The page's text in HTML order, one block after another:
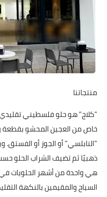
منتجاتنا
"كلاج" هو حلو فلسطيني
خاص من العجين المحشو بقطعة
"النابلسي" أو الجوز أو
ذهبيًا ثم تضيف الشراب الحلو
هي واحدة من أشهر الحلويات
السياح والمقيمين بالنكهة